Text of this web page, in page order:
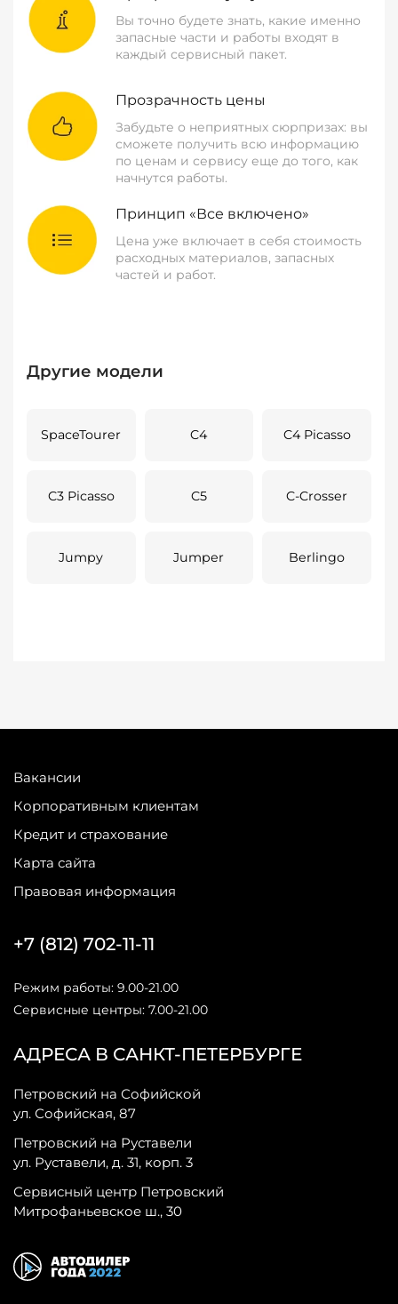
Вы точно будете знать, какие именно
запасные части и работы входят в
каждый сервисный пакет.
Прозрачность цены
Забудьте о неприятных сюрпризах: вы
сможете получить всю информацию
по ценам и сервису еще до того, как
начнутся работы.
Принцип «Все включено»
Цена уже включает в себя стоимость
расходных материалов, запасных
частей и работ.
Другие модели
SpaceTourer C4 C4 Picasso
C3 Picasso C5 C-Crosser
Jumpy Jumper Berlingo
Вакансии
Корпоративным клиентам
Кредит и страхование
Карта сайта
Правовая информация
АДРЕСА В САНКТ-ПЕТЕРБУРГЕ
Петровский на Софийской
ул. Софийская, 87
Петровский на Руставели
ул. Руставели, д. 31, корп. 3
Сервисный центр Петровский
Митрофаньевское ш., 30
+7 (812) 702-11-11
Режим работы: 9.00-21.00
Сервисные центры: 7.00-21.00